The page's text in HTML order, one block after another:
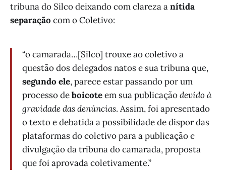
tribuna do Silco deixando com clareza anítida
separação com o Coletivo:
“o camarada…[Silco] trouxe ao coletivo a
questão dos delegados natos e sua tribuna que,
segundo ele, parece estar passando por um
processo deboicoteem sua publicaçãodevido à
gravidade das denúncias. Assim, foi apresentado
o texto e debatida a possibilidade de dispor das
plataformas do coletivo para a publicação e
divulgação da tribuna do camarada, proposta
que foi aprovada coletivamente.”